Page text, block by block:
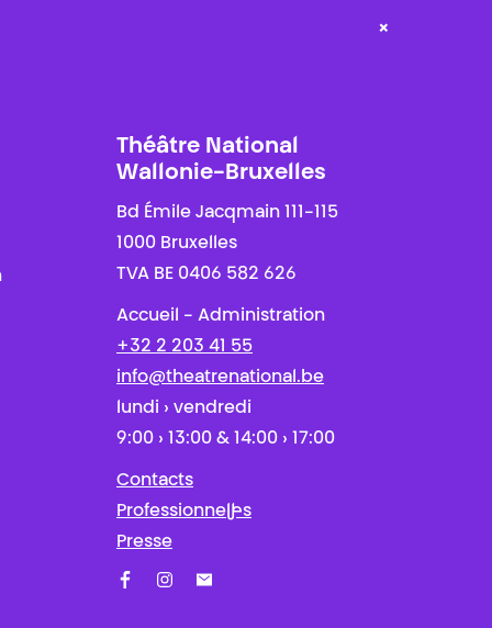
×
Théâtre National
Wallonie-Bruxelles
Bd Émile Jacqmain 111-115
1000 Bruxelles
TVA BE 0406 582 626
Accueil - Administration
+32 2 203 41 55
info@theatrenational.be
lundi › vendredi
9:00 › 13:00 & 14:00 › 17:00
Contacts
Professionnel·les
Presse